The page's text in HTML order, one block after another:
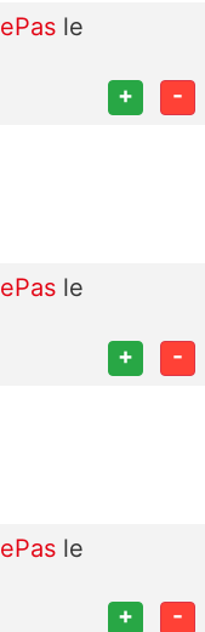
le
+ -
le
+ -
le
+ -